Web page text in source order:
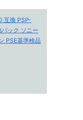
互換 PSP-
ック ソニー
PSE基準検品